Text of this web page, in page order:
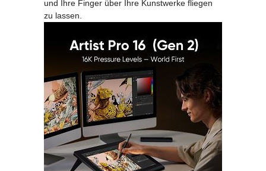
und Ihre Finger über Ihre Kunstwerke fliegen
zu lassen.